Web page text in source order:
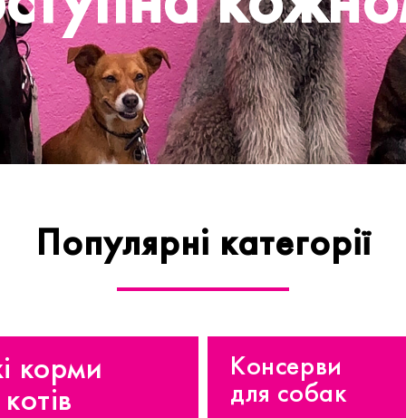
Популярні категорії
корми
Консерви
для собак